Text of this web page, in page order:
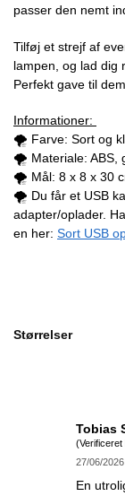
passer den nemt
Tilføj et strejf af
lampen, og lad dig
Perfekt gave til
Informationer:
🌪️ Farve: Sort og
🌪️ Materiale: ABS,
🌪️ Mål: 8 x 8 x 30
🌪️ Du får et USB
adapter/oplader.
en her: Sort USB
Størrelser
Tobias
(Verificeret
27/06/2026
En